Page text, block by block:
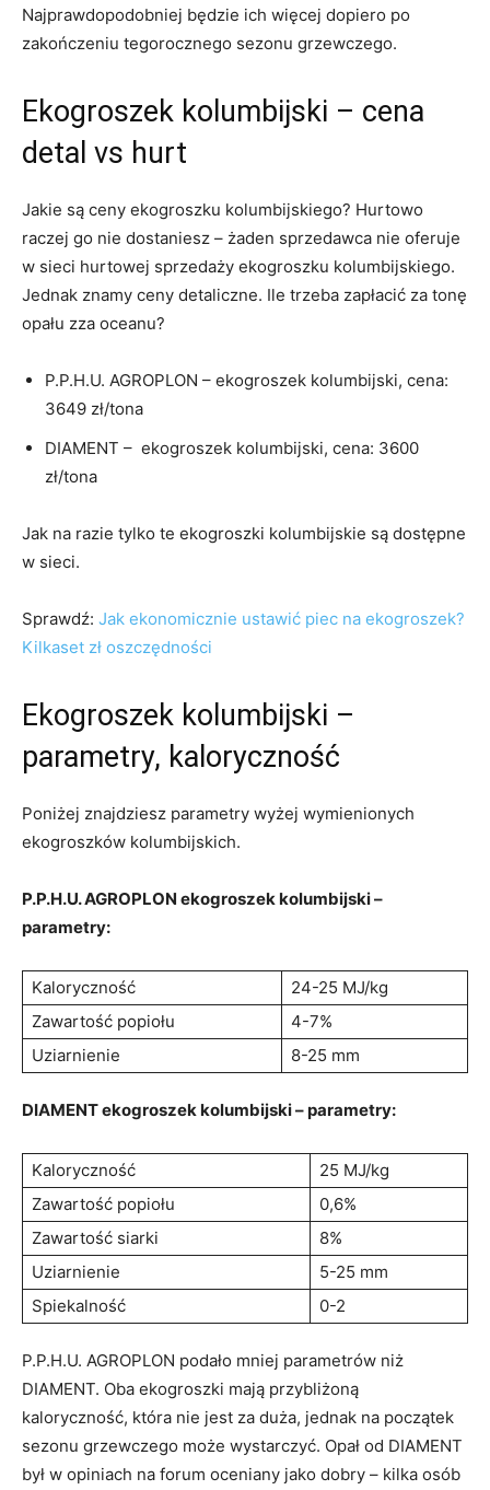
Najprawdopodobniej będzie ich więcej dopiero po
zakończeniu tegorocznego sezonu grzewczego.
Ekogroszek kolumbijski – cena
detal vs hurt
Jakie są ceny ekogroszku kolumbijskiego? Hurtowo
raczej go nie dostaniesz – żaden sprzedawca nie oferuje
w sieci hurtowej sprzedaży ekogroszku kolumbijskiego.
Jednak znamy ceny detaliczne. Ile trzeba zapłacić za tonę
opału zza oceanu?
P.P.H.U. AGROPLON – ekogroszek kolumbijski, cena:
3649 zł/tona
DIAMENT – ekogroszek kolumbijski, cena: 3600
zł/tona
Jak na razie tylko te ekogroszki kolumbijskie są dostępne
w sieci.
Sprawdź: Jak ekonomicznie ustawić piec na ekogroszek?
Kilkaset zł oszczędności
Ekogroszek kolumbijski –
parametry, kaloryczność
Poniżej znajdziesz parametry wyżej wymienionych
ekogroszków kolumbijskich.
P.P.H.U. AGROPLON ekogroszek kolumbijski –
parametry:
Kaloryczność
24-25 MJ/kg
Zawartość popiołu
4-7%
Uziarnienie
8-25 mm
DIAMENT ekogroszek kolumbijski – parametry:
Kaloryczność
25 MJ/kg
Zawartość popiołu
0,6%
Zawartość siarki
8%
Uziarnienie
5-25 mm
Spiekalność
0-2
P.P.H.U. AGROPLON podało mniej parametrów niż
DIAMENT. Oba ekogroszki mają przybliżoną
kaloryczność, która nie jest za duża, jednak na początek
sezonu grzewczego może wystarczyć. Opał od DIAMENT
był w opiniach na forum oceniany jako dobry – kilka osób